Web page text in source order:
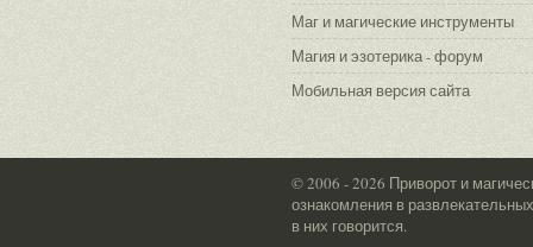
Маг и магические инструменты
Магия и эзотерика - форум
Мобильная версия сайта
© 2006 - 2026 Приворот и
ознакомления в
в них говорится.